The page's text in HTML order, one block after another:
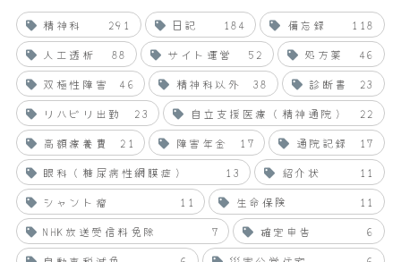
精神科 291 日記 184 備忘録
118
人工透析
88 サイト運営 52 処方薬
46
双極性障害
46 精神科以外 38 診断書
23
リハビリ出勤
23 自立支援医療（精神通院）
22
高額療養費
21 障害年金 17 通院記録
17
眼科（糖尿病性網膜症）
13 紹介状
11
シャント瘤
11 生命保険
11
NHK放送受信料免除
7 確定申告
6